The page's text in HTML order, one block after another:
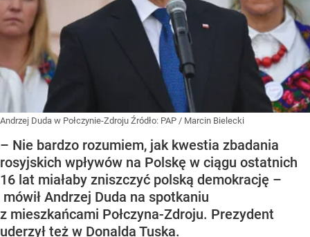
Andrzej Duda w Połczynie-Zdroju Źródło: PAP / Marcin Bielecki
– Nie bardzo rozumiem, jak kwestia zbadania
rosyjskich wpływów na Polskę w ciągu ostatnich
16 lat miałaby zniszczyć polską demokrację –
mówił Andrzej Duda na spotkaniu
z mieszkańcami Połczyna-Zdroju. Prezydent
uderzył też w Donalda Tuska.